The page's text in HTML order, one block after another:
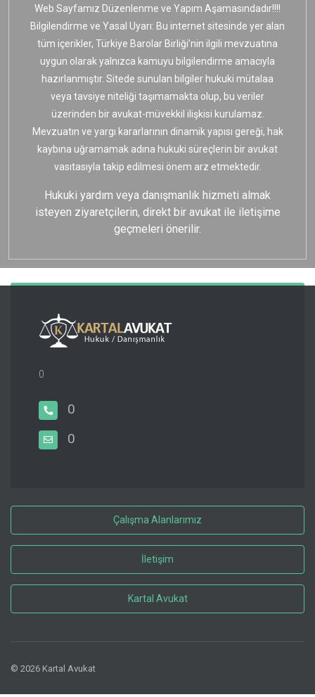
Web Sayfamız Düzenlenme ve Yapım Aşamasındadır!!!!
Bilgilendirme ve Yasal Uyarı: Bu internet sitesinde yer alan
tüm içerikler, Türkiye Barolar Birliği’nin ilgili mevzuatına
uygun olarak yalnızca kamuyu bilgilendirme amacıyla
hazırlanmıştır. Sitede sunulan bilgiler hukuki mütalaa
veya tavsiye niteliği taşımamakta olup, bu veriler
üzerinden bir avukat-müvekkil ilişkisi kurulamaz.
Mevzuatın ve yargı kararlarının dinamik yapısı gereği, hak
kaybına uğramamak adına hukuki süreçlerin bir avukat
vasıtasıyla takip edilmesi önem arz etmektedir.
Hukuki yardım veya danışmanlık hizmeti almak
isteyen ziyaretçilerin, direkt bir avukat ile iletişime
geçmeleri önerilir.
0
0
0
Çalışma Alanlarımız
İletişim
Kartal Avukat
© 2026 Kartal Avukat